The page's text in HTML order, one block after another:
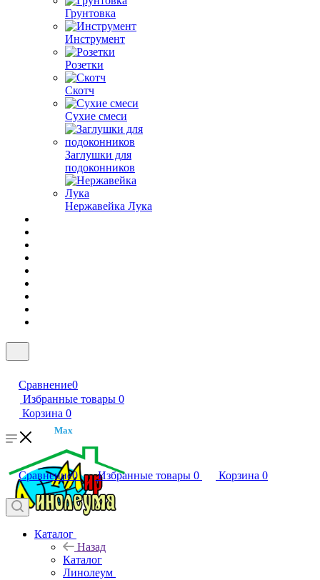
Грунтовка
Инструмент
Розетки
Скотч
Сухие смеси
Заглушки для
подоконников
Нержавейка Лука
Сравнение0
Избранные товары 0
Корзина 0
Max
Сравнение0 Избранные товары 0 Корзина 0
Каталог
Назад
Каталог
Линолеум